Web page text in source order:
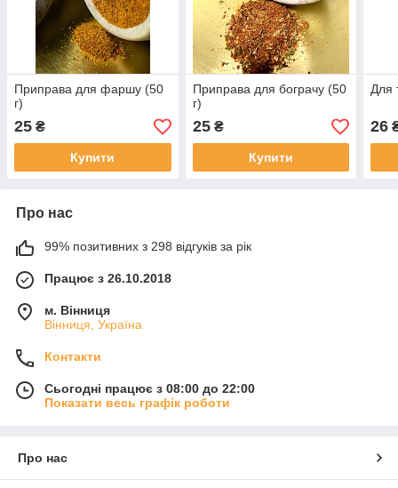
Приправа для фаршу (50
г)
25 ₴
Купити
Приправа для бограчу (50
г)
25₴
Купити
Для
26
Про нас
99% позитивних з 298 відгуків за рік
Працює з 26.10.2018
м. Вінниця
Вінниця, Україна
Контакти
Сьогодні працює з 08:00 до 22:00
Показати весь графік роботи
Про нас